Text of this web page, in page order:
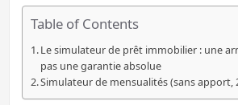
Table of Contents
Le simulateur de prêt immobilier : une
pas une garantie absolue
Simulateur de mensualités (sans apport,